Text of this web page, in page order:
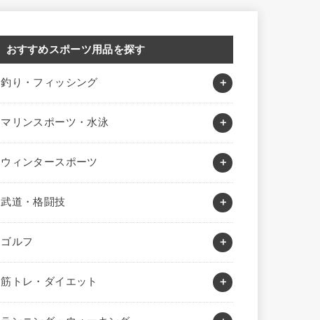
おすすめスポーツ用品を探す
釣り・フィッシング
マリンスポーツ・水泳
ウィンタースポーツ
武道・格闘技
ゴルフ
筋トレ・ダイエット